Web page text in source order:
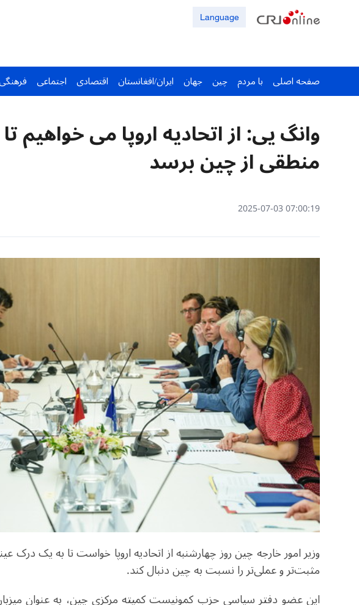
Language
صفحه اصلی با مردم چین جهان ایران/افغانستان اقتصادی اجتماعی
وانگ یی: از اتحادیه اروپا می خواهیم
منطقی از چین برسد
07:00:19 2025-07-03
وزیر امور خارجه چین روز چهارشنبه از اتحادیه اروپا خواست تا به یک
مثبت‌تر و عملی‌تر را نسبت به چین دنبال کند.
این عضو دفتر سیاسی حزب کمونیست کمیته مرکزی چین، به عنوان